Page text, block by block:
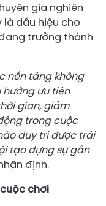
gia nghiên
là dấu hiệu cho
trưởng thành
nền tảng không
hướng ưu tiên
gian, giảm
trong cuộc
duy trì được trải
tạo dựng sự gắn
định.
chơi